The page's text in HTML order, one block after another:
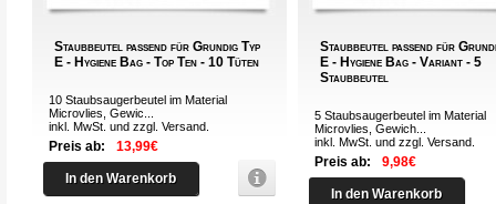
Staubbeutel passend für Grundig Typ
E - Hygiene Bag - Top Ten - 10 Tüten
10 Staubsaugerbeutel im Material
Microvlies, Gewic...
inkl. MwSt. und zzgl.Versand
Preis ab: 13,99€
In den Warenkorb
Staubbeutel passend für
E - Hygiene Bag - Variant - 5
Staubbeutel
5 Staubsaugerbeutel im Material
Microvlies, Gewich...
inkl. MwSt. und zzgl.Versand
Preis ab: 9,98€
In den Warenkorb